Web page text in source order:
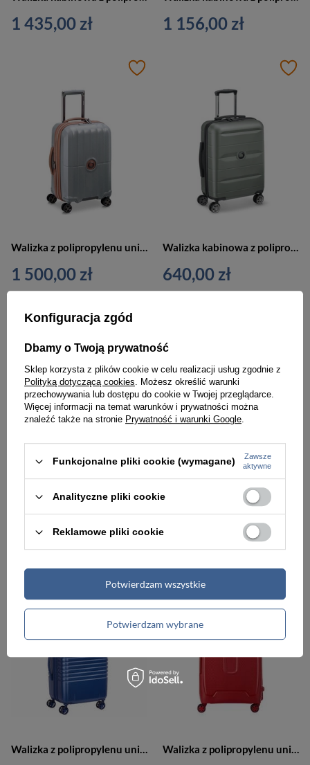
1 435,00 zł 1 156,00 zł
Walizka z polipropylenu unisex Delsey ST Tropez kabinowa mała 55 cm srebrna
1 500,00 zł
Walizka kabinowa z polipropylenu unisex Delsey Comete+ Slim mała szara
640,00 zł
Walizka z polipropylenu unisex Delsey Clavel kabinowa 55 cm pomarańczowa
812,00 zł 1 500,00 zł
Walizka z polipropylenu unisex Delsey Caumartin Plus kabinowa twarda niebieska Walizka z polipropylenu unisex Delsey Moncey twarda kabinowa 55 cm czerwona
Konfiguracja zgód
Dbamy o Twoją prywatność
Sklep korzysta z plików cookie w celu realizacji usług zgodnie z
Polityką dotyczącą cookies. Możesz określić warunki
przechowywania lub dostępu do cookie w Twojej przeglądarce.
Więcej informacji na temat warunków i prywatności można
znaleźć także na stronie Prywatność i warunki Google.
Funkcjonalne pliki cookie (wymagane)
Zawsze
aktywne
Analityczne pliki cookie
Reklamowe pliki cookie
Potwierdzam wybrane
Potwierdzam wszystkie